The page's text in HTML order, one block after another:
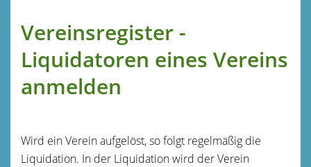
Vereinsregister -
Liquidatoren eines Vereins
anmelden
Wird ein Verein aufgelöst, so folgt regelmäßig die
Liquidation. In der Liquidation wird der Verein